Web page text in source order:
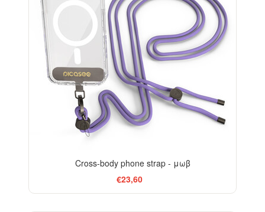
Cross-body phone strap - μωβ
€23,60